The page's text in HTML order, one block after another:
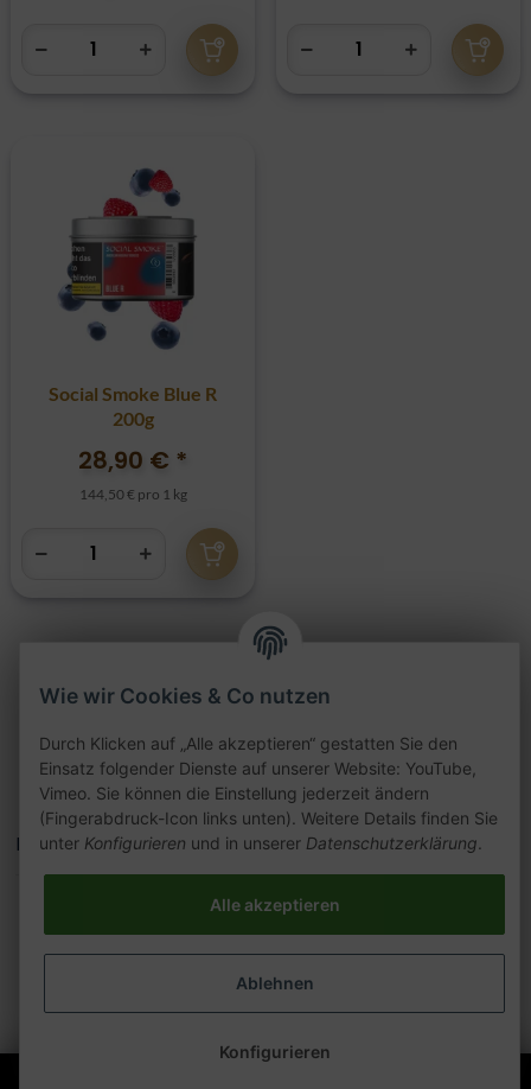
Social Smoke Blue R
200g
28,90 € *
144,50 € pro 1 kg
Artikel 1 - 19 von 19
Wie wir Cookies & Co nutzen
Durch Klicken auf „Alle akzeptieren“ gestatten Sie den
Einsatz folgender Dienste auf unserer Website: YouTube,
Vimeo. Sie können die Einstellung jederzeit ändern
(Fingerabdruck-Icon links unten). Weitere Details finden Sie
unter Konfigurieren und in unserer Datenschutzerklärung.
Alle akzeptieren
Ablehnen
Konfigurieren
Kategorien